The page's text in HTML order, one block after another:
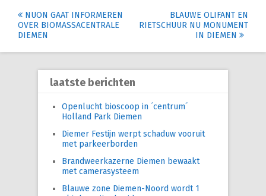
Post
navigation
NUON GAAT INFORMEREN
OVER BIOMASSACENTRALE
DIEMEN
BLAUWE OLIFANT EN
RIETSCHUUR NU MONUMENT
IN DIEMEN
laatste berichten
Openlucht bioscoop in ´centrum´
Holland Park Diemen
Diemer Festijn werpt schaduw vooruit
met parkeerborden
Brandweerkazerne Diemen bewaakt
met camerasysteem
Blauwe zone Diemen-Noord wordt 1